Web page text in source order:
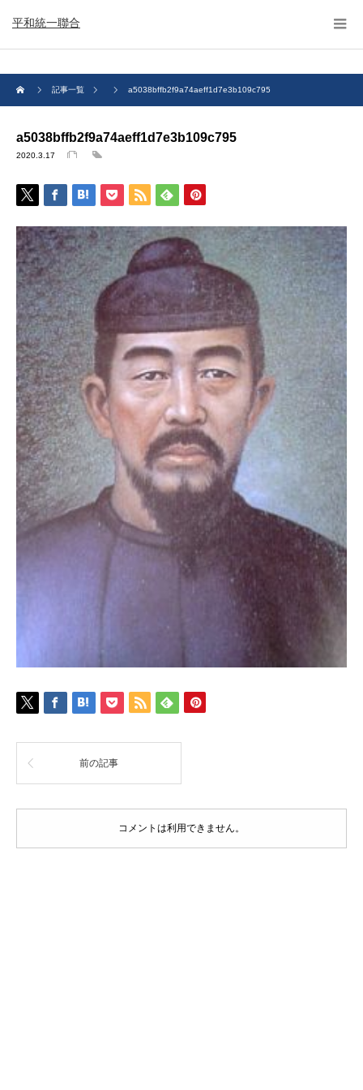
平和統一聯合
記事一覧 a5038bffb2f9a74aeff1d7e3b109c795
a5038bffb2f9a74aeff1d7e3b109c795
2020.3.17
前の記事
コメントは利用できません。